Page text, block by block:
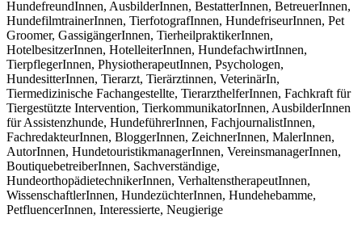
HundefreundInnen, AusbilderInnen, BestatterInnen, BetreuerInnen,
HundefilmtrainerInnen, TierfotografInnen, HundefriseurInnen, Pet
Groomer, GassigängerInnen, TierheilpraktikerInnen,
HotelbesitzerInnen, HotelleiterInnen, HundefachwirtInnen,
TierpflegerInnen, PhysiotherapeutInnen, Psychologen,
HundesitterInnen, Tierarzt, Tierärztinnen, VeterinärIn,
Tiermedizinische Fachangestellte, TierarzthelferInnen, Fachkraft für
Tiergestützte Intervention, TierkommunikatorInnen, AusbilderInnen
für Assistenzhunde, HundeführerInnen, FachjournalistInnen,
FachredakteurInnen, BloggerInnen, ZeichnerInnen, MalerInnen,
AutorInnen, HundetouristikmanagerInnen, VereinsmanagerInnen,
BoutiquebetreiberInnen, Sachverständige,
HundeorthopädietechnikerInnen, VerhaltenstherapeutInnen,
WissenschaftlerInnen, HundezüchterInnen, Hundehebamme,
PetfluencerInnen, Interessierte, Neugierige